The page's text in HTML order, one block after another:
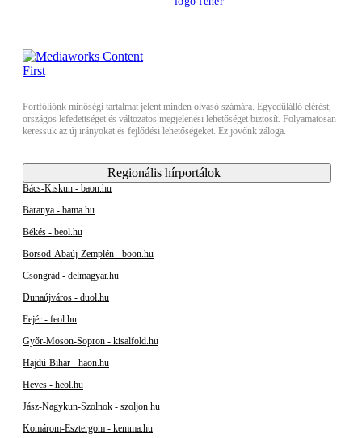
Portfóliónk minőségi tartalmat jelent minden olvasó számára. Egyedülálló elérést,
országos lefedettséget és változatos megjelenési lehetőséget biztosít. Folyamatosan
keressük az új irányokat és fejlődési lehetőségeket. Ez jövőnk záloga.
Regionális hírportálok
Bács-Kiskun - baon.hu
Baranya - bama.hu
Békés - beol.hu
Borsod-Abaúj-Zemplén - boon.hu
Csongrád - delmagyar.hu
Dunaújváros - duol.hu
Fejér - feol.hu
Győr-Moson-Sopron - kisalfold.hu
Hajdú-Bihar - haon.hu
Heves - heol.hu
Jász-Nagykun-Szolnok - szoljon.hu
Komárom-Esztergom - kemma.hu